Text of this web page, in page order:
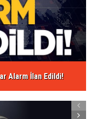
Alarm İlan Edildi!